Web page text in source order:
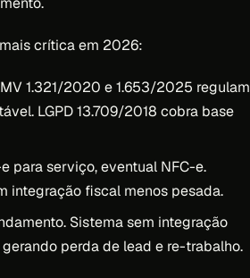
crítica em 2026:
1.321/2020 e 1.653/2025 regulam
LGPD 13.709/2018 cobra base
para serviço, eventual NFC-e.
integração fiscal menos pesada.
Sistema sem integração
perda de lead e re-trabalho.